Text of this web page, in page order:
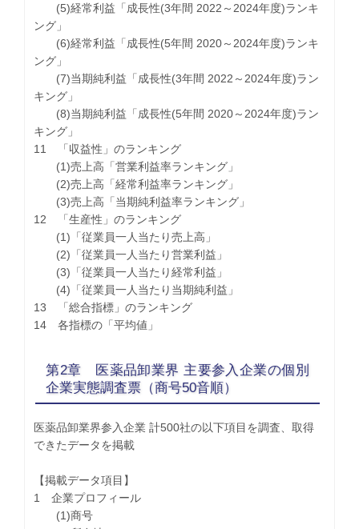
(5)経常利益「成長性(3年間 2022～2024年度)ランキ
ング」
(6)経常利益「成長性(5年間 2020～2024年度)ランキ
ング」
(7)当期純利益「成長性(3年間 2022～2024年度)ラン
キング」
(8)当期純利益「成長性(5年間 2020～2024年度)ラン
キング」
11 「収益性」のランキング
(1)売上高「営業利益率ランキング」
(2)売上高「経常利益率ランキング」
(3)売上高「当期純利益率ランキング」
12 「生産性」のランキング
(1)「従業員一人当たり売上高」
(2)「従業員一人当たり営業利益」
(3)「従業員一人当たり経常利益」
(4)「従業員一人当たり当期純利益」
13 「総合指標」のランキング
14 各指標の「平均値」
第2章 医薬品卸業界 主要参入企業の個別
企業実態調査票（商号50音順）
医薬品卸業界参入企業 計500社の以下項目を調査、取得
できたデータを掲載
【掲載データ項目】
1 企業プロフィール
(1)商号